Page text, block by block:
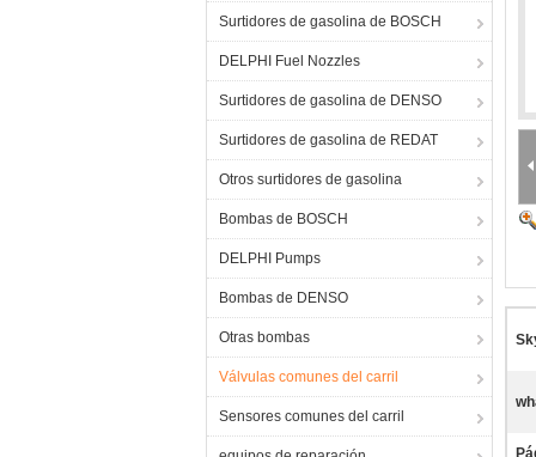
Surtidores de gasolina de BOSCH
DELPHI Fuel Nozzles
Surtidores de gasolina de DENSO
Surtidores de gasolina de REDAT
Otros surtidores de gasolina
Bombas de BOSCH
DELPHI Pumps
Bombas de DENSO
Otras bombas
Válvulas comunes del carril
Sensores comunes del carril